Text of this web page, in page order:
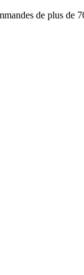
de plus de